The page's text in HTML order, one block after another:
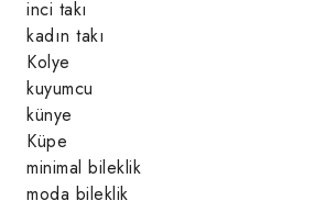
inci takı
kadın takı
Kolye
kuyumcu
künye
Küpe
minimal bileklik
moda bileklik